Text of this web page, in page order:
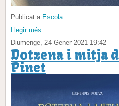
Publicat a Escola
Llegir més ...
Diumenge, 24 Gener 2021 19:42
Dotzena i mitja
Pinet